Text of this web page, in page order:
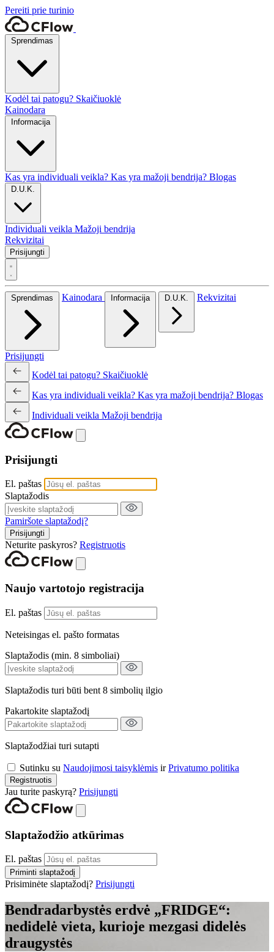
Pereiti prie turinio
Sprendimas
Kodėl tai patogu? Skaičiuoklė
Kainodara
Informacija
Kas yra individuali veikla? Kas yra mažoji bendrija? Blogas
D.U.K.
Individuali veikla Mažoji bendrija
Rekvizitai
Prisijungti
Sprendimas Kainodara Informacija D.U.K. Rekvizitai
Prisijungti
Kodėl tai patogu? Skaičiuoklė
Kas yra individuali veikla? Kas yra mažoji bendrija? Blogas
Individuali veikla Mažoji bendrija
Prisijungti
El. paštas
Slaptažodis
Pamiršote slaptažodį?
Prisijungti
Neturite paskyros? Registruotis
Naujo vartotojo registracija
El. paštas
Neteisingas el. pašto formatas
Slaptažodis (min. 8 simboliai)
Slaptažodis turi būti bent 8 simbolių ilgio
Pakartokite slaptažodį
Slaptažodžiai turi sutapti
Sutinku su Naudojimosi taisyklėmis irPrivatumo politika
Registruotis
Jau turite paskyrą? Prisijungti
Slaptažodžio atkūrimas
El. paštas
Priminti slaptažodį
Prisiminėte slaptažodį? Prisijungti
Bendradarbystės erdvė „FRIDGE“:
nedidelė vieta, kurioje mezgasi didelės
draugystės